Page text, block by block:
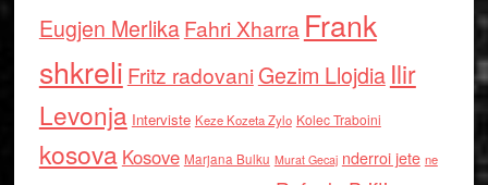
Eugjen MerlikaFahri Xharra Frank
shkreli Fritz radovaniGezim Llojdia Ilir
Levonja Interviste Keze Kozeta Zylo Kolec Traboini
kosova Kosove Marjana Bulku Murat Gecaj nderroi jete ne